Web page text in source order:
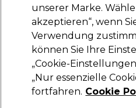
Sibel Terminkalender
0
10,99 €
unserer Marke.
akzeptieren“, wenn
Verwendung
können Sie Ihre
„Cookie-
„Nur essenzielle
fortfahren. Cookie